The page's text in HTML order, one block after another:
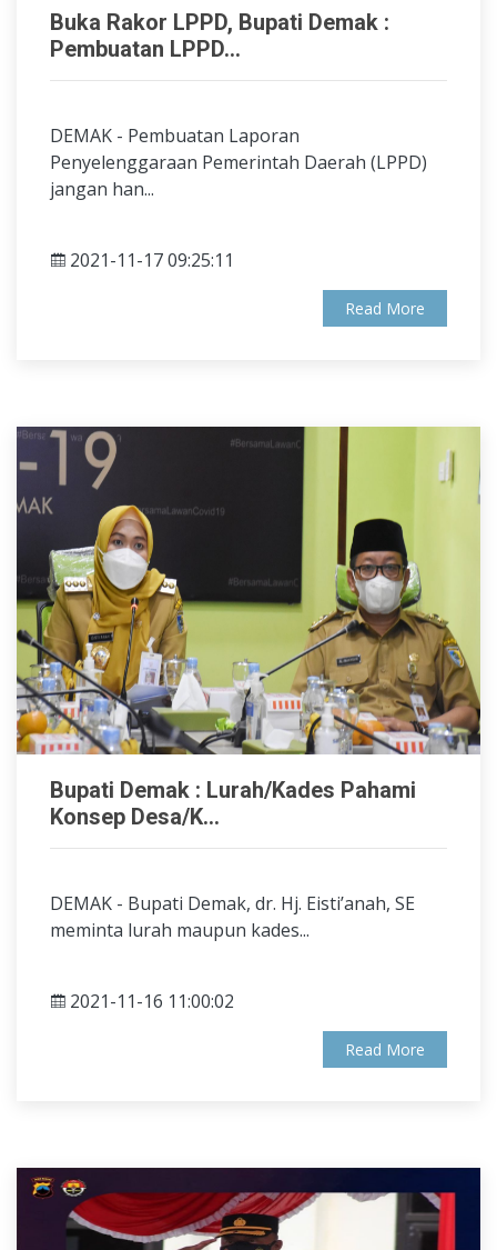
Buka Rakor LPPD, Bupati Demak :
Pembuatan LPPD...
DEMAK - Pembuatan Laporan
Penyelenggaraan Pemerintah Daerah (LPPD)
jangan han...
2021-11-17 09:25:11
Read More
Bupati Demak : Lurah/Kades Pahami
Konsep Desa/K...
DEMAK - Bupati Demak, dr. Hj. Eisti’anah, SE
meminta lurah maupun kades...
2021-11-16 11:00:02
Read More